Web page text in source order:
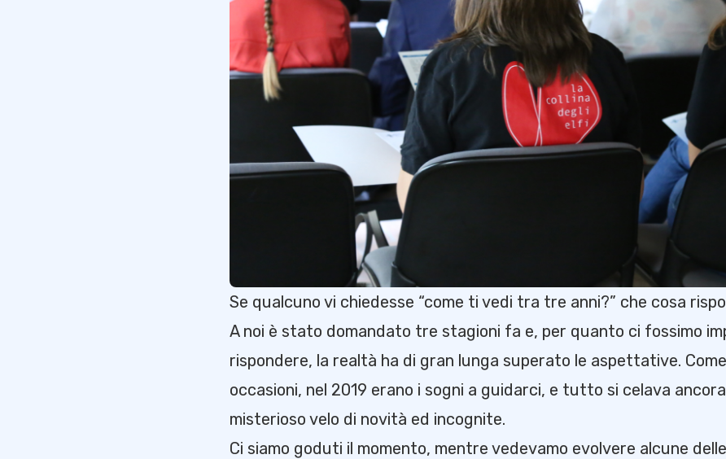
Se qualcuno vi chiedesse “come ti vedi tra tre anni?” che cosa
A noi è stato domandato tre stagioni fa e, per quanto ci fossimo
rispondere, la realtà ha di gran lunga superato le aspettative.
occasioni, nel 2019 erano i sogni a guidarci, e tutto si celava
misterioso velo di novità ed incognite.
Ci siamo goduti il momento, mentre vedevamo evolvere alcune